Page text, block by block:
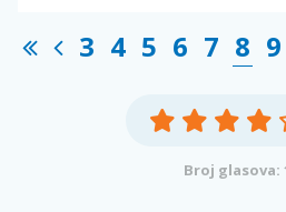
3 4 5 6 7 8 9
Broj glasova: